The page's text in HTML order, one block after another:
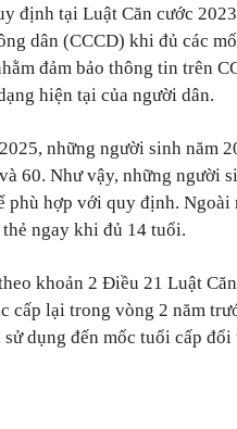
định tại Luật Căn cước
dân (CCCD) khi đủ các
đảm bảo thông tin trên
hiện tại của người dân.
những người sinh năm
60. Như vậy, những người
phù hợp với quy định. Ngoài
thẻ ngay khi đủ 14 tuổi.
khoản 2 Điều 21 Luật
cấp lại trong vòng 2 năm
sử dụng đến mốc tuổi cấp